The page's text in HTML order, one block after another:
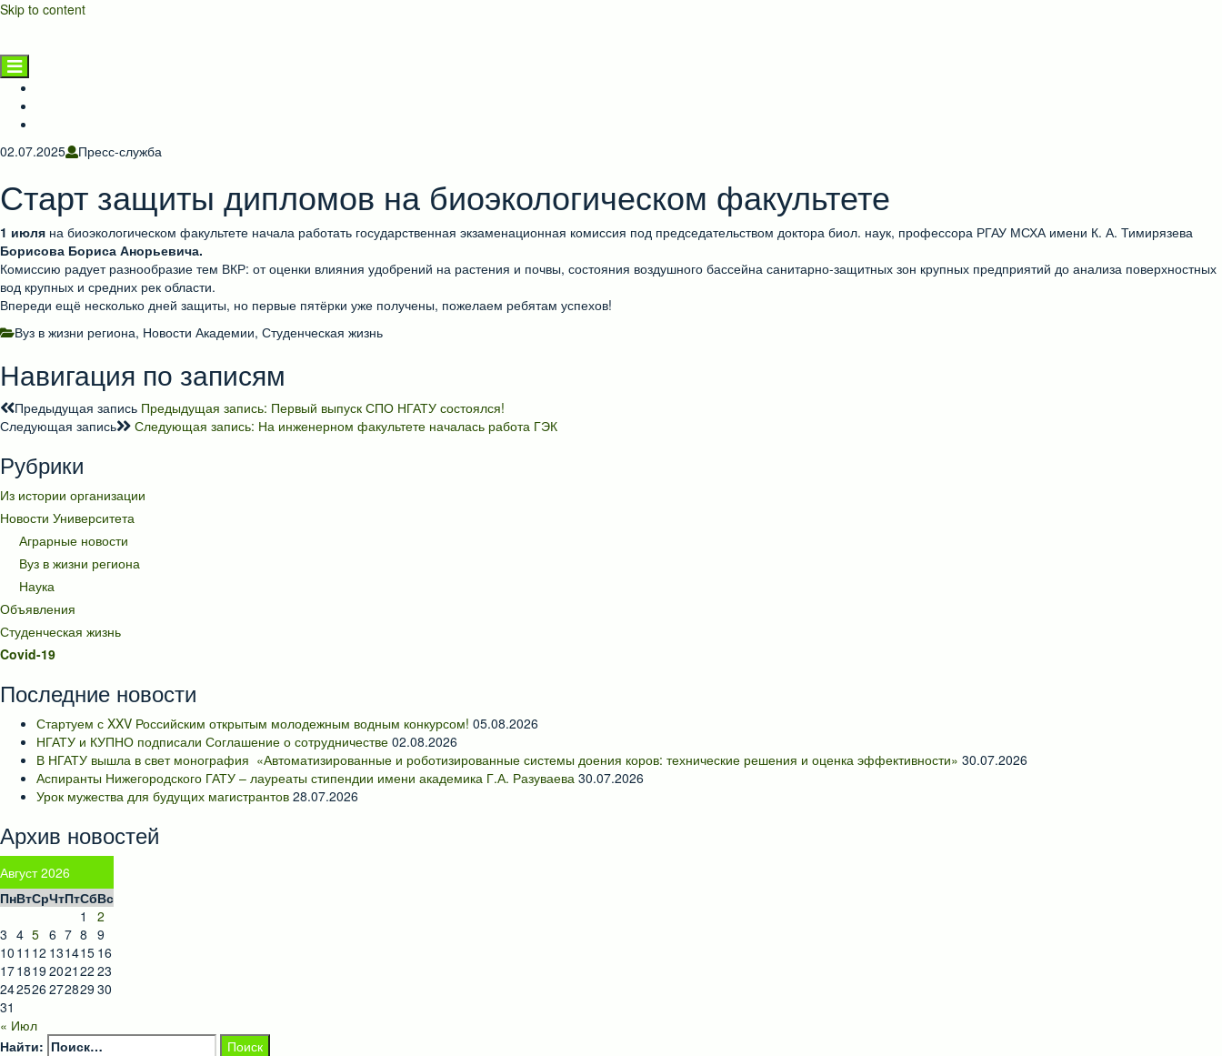
Skip to content
02.07.2025
Пресс-служба
Старт защиты дипломов на биоэкологическом факультете
1 июля на биоэкологическом факультете начала работать государственная экзаменационная комиссия под председательством доктора биол. наук, профессора РГАУ МСХА имени К. А. Тимирязева
Борисова Бориса Анорьевича.
Комиссию радует разнообразие тем ВКР: от оценки влияния удобрений на растения и почвы, состояния воздушного бассейна санитарно-защитных зон крупных предприятий до анализа поверхностных
вод крупных и средних рек области.
Впереди ещё несколько дней защиты, но первые пятёрки уже получены, пожелаем ребятам успехов!
Вуз в жизни региона, Новости Академии, Студенческая жизнь
Навигация по записям
Предыдущая запись Предыдущая запись: Первый выпуск СПО НГАТУ состоялся!
Следующая запись
Следующая запись: На инженерном факультете началась работа ГЭК
Рубрики
Из истории организации
Новости Университета
Аграрные новости
Вуз в жизни региона
Наука
Объявления
Студенческая жизнь
Covid-19
Последние новости
Стартуем с XXV Российским открытым молодежным водным конкурсом! 05.08.2026
НГАТУ и КУПНО подписали Соглашение о сотрудничестве 02.08.2026
В НГАТУ вышла в свет монография «Автоматизированные и роботизированные системы доения коров: технические решения и оценка эффективности» 30.07.2026
Аспиранты Нижегородского ГАТУ – лауреаты стипендии имени академика Г.А. Разуваева 30.07.2026
Урок мужества для будущих магистрантов 28.07.2026
Архив новостей
Август 2026
ПнВтСрЧтПтСбВс
1
2
3 4 5 6 7 8 9
10 11 12 131415 16
171819 2021 22 23
242526 272829 30
31
« Июл
Найти: